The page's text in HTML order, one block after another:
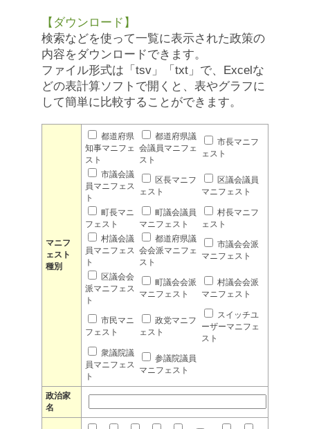
【ダウンロード】
検索などを使って一覧に表示された政策の
内容をダウンロードできます。
ファイル形式は「tsv」「txt」で、Excelな
どの表計算ソフトで開くと、表やグラフに
して簡単に比較することができます。
マニフ
ェスト
種別
都道府県
知事マニフェ
スト
都道府県議
会議員マニフェ
スト
市長マニフ
ェスト
市議会議
員マニフェス
ト
区長マニフ
ェスト
区議会議員
マニフェスト
町長マニ
フェスト
町議会議員
マニフェスト
村長マニフ
ェスト
村議会議
員マニフェス
ト
都道府県議
会会派マニフェ
スト
市議会会派
マニフェスト
区議会会
派マニフェス
ト
町議会会派
マニフェスト
村議会会派
マニフェスト
市民マニ
フェスト
政党マニフ
ェスト
スイッチユ
ーザーマニフェ
スト
衆議院議
員マニフェス
ト
参議院議員
マニフェスト
政治家
名